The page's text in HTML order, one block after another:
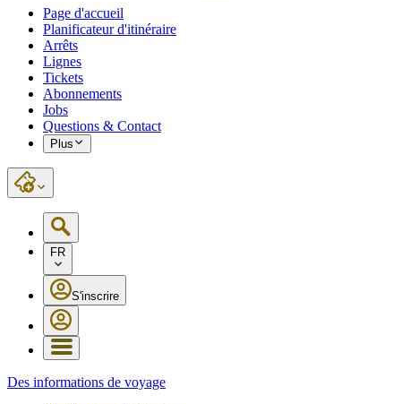
Page d'accueil
Planificateur d'itinéraire
Arrêts
Lignes
Tickets
Abonnements
Jobs
Questions & Contact
Plus
FR
S'inscrire
Des informations de voyage